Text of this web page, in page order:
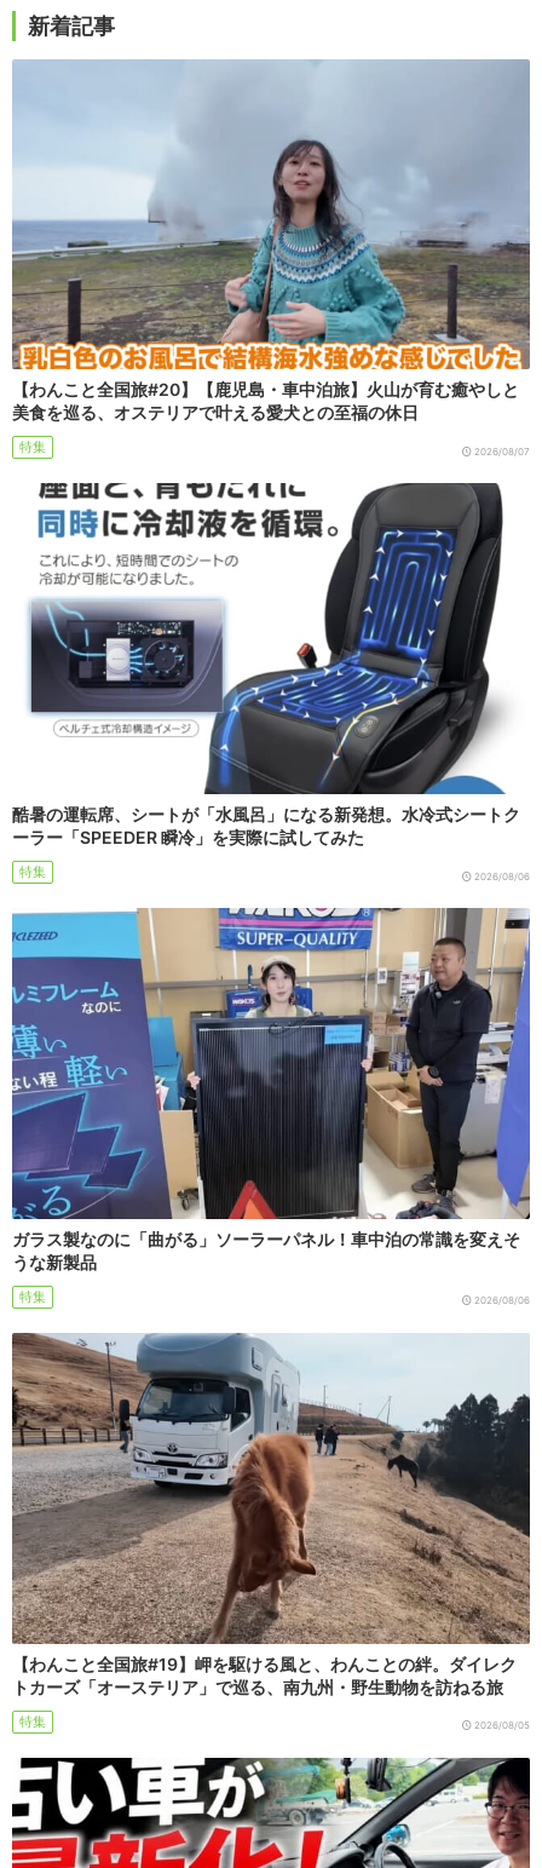
新着記事
【わんこと全国旅#20】【鹿児島・車中泊旅】火山が育む癒やしと
美食を巡る、オステリアで叶える愛犬との至福の休日
特集 2026/08/07
酷暑の運転席、シートが「水風呂」になる新発想。水冷式シートク
ーラー「SPEEDER 瞬冷」を実際に試してみた
特集 2026/08/06
ガラス製なのに「曲がる」ソーラーパネル！車中泊の常識を変えそ
うな新製品
特集 2026/08/06
【わんこと全国旅#19】岬を駆ける風と、わんことの絆。ダイレク
トカーズ「オーステリア」で巡る、南九州・野生動物を訪ねる旅
特集 2026/08/05